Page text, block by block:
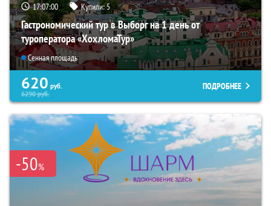
17:06:59 Купили:5
Гастрономический тур в Выборг на 1 день от
туроператора «ХохломаТур»
Сенная площадь
620 руб.
6290руб.
ПОДРОБНЕЕ
-50%